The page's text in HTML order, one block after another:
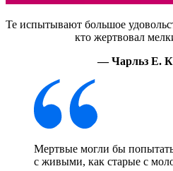
Те испытывают большое
кто жертвовал
— Чарльз Е.
Мертвые могли бы
с живыми, как старые с